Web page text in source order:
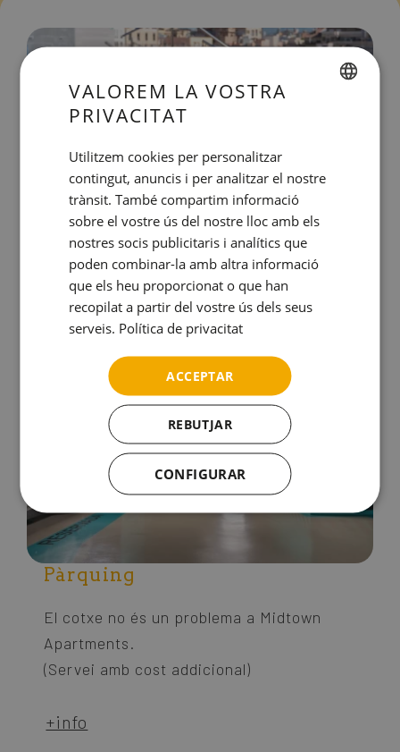
Terrassa amb Piscina
Piscina amb solàrium i un entorn vibrant.
Veure més
Pàrquing
El cotxe no és un problema a Midtown
Apartments.
(Servei amb cost addicional)
+info
CATALAN
FRENCH
ITALIAN
VALOREM LA VOSTRA
PRIVACITAT
Utilitzem cookies per personalitzar
contingut, anuncis i per analitzar el nostre
trànsit. També compartim informació
sobre el vostre ús del nostre lloc amb els
nostres socis publicitaris i analítics que
poden combinar-la amb altra informació
que els heu proporcionat o que han
recopilat a partir del vostre ús dels seus
serveis. Política de privacitat
ACCEPTAR
REBUTJAR
CONFIGURAR